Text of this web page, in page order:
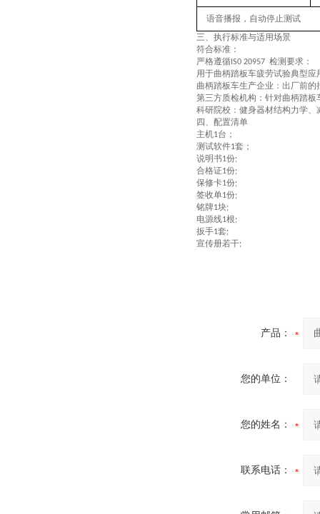
语音播报，自动停止测试
三、 执行标准与适用场景
符合标准：
严格遵循 IS0 20957 检测要求：
用于曲柄踏板车疲劳试验典型应
曲柄踏板车生产企业：出厂前的
第三方质检机构：针对曲柄踏板
科研院校：健身器材结构力学
四、配置清单
主机1台；
测试软件1套；
说明书1份;
合格证1份;
保修卡1份;
签收单1份;
铭牌1块;
电源线1根;
扳手1套;
宣传册若干;
产品：
您的单位：
您的姓名：
联系电话：